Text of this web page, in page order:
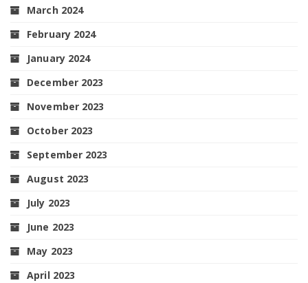
March 2024
February 2024
January 2024
December 2023
November 2023
October 2023
September 2023
August 2023
July 2023
June 2023
May 2023
April 2023